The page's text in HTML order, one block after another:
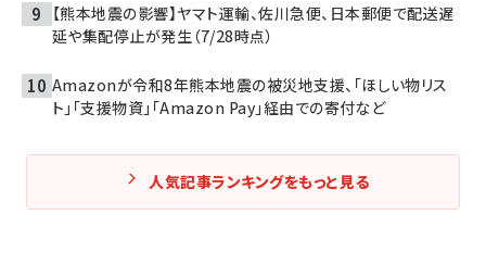
【熊本地震の影響】ヤマト運輸、佐川急便、日本郵便で配送遅
延や集配停止が発生（7/28時点）
Amazonが令和8年熊本地震の被災地支援、「ほしい物リス
ト」「支援物資」「Amazon Pay」経由での寄付など
人気記事ランキングをもっと見る